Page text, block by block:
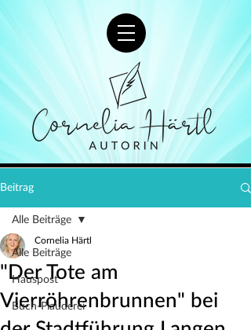
Beitrag
Alle Beiträge
Hauspost
Buch-Plauderei
Alle Beiträge
"Der Tote am
Vierröhrenbrunnen" bei
Cornelia Härtl